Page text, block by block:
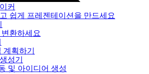
커
쉽게 프레젠테이션을 만드세요
환하세요
계획하기
성기
및 아이디어 생성